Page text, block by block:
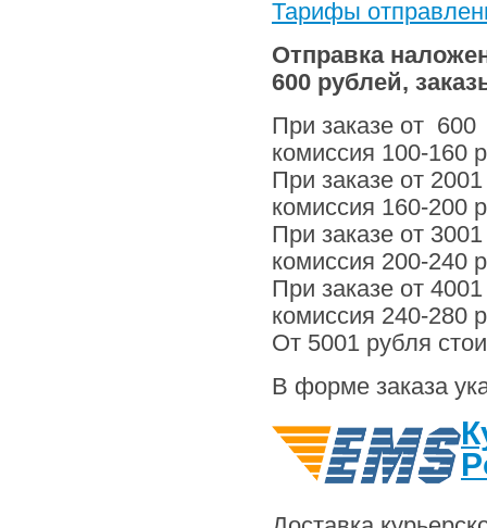
Тарифы
Отправка
600 рублей,
При заказе от 600
комиссия 100-160
При заказе от
комиссия 160-200
При заказе от
комиссия 200-240
При заказе от
комиссия 240-280
От 5001 рубля
В форме заказа